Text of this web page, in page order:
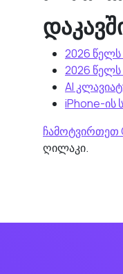
2026 წელს
2026 წელს
AI
iPhone-ის
ჩამოტვირთეთ
ღილაკი.